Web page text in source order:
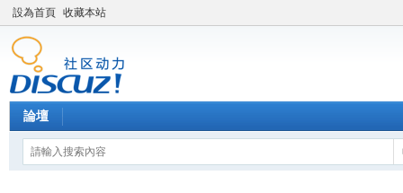
設為首頁 收藏本站
論壇